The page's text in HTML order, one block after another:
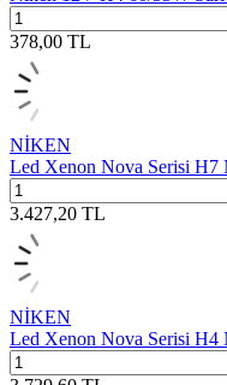
378,00 TL
NİKEN
Led Xenon Nova Serisi
3.427,20 TL
NİKEN
Led Xenon Nova Serisi